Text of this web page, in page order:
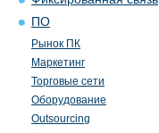
ПО
Рынок ПК
Маркетинг
Торговые сети
Оборудование
Outsourcing